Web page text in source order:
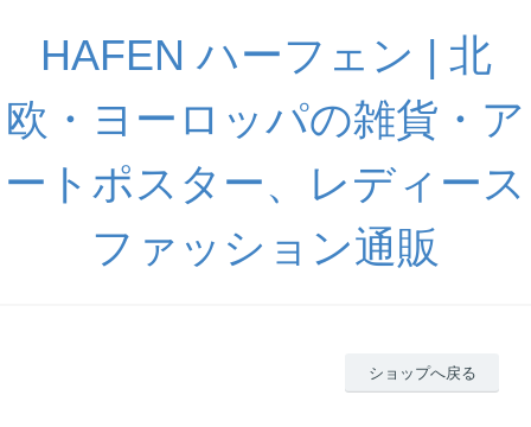
HAFEN ハーフェン | 北
欧・ヨーロッパの雑貨・ア
ートポスター、レディース
ファッション通販
ショップへ戻る